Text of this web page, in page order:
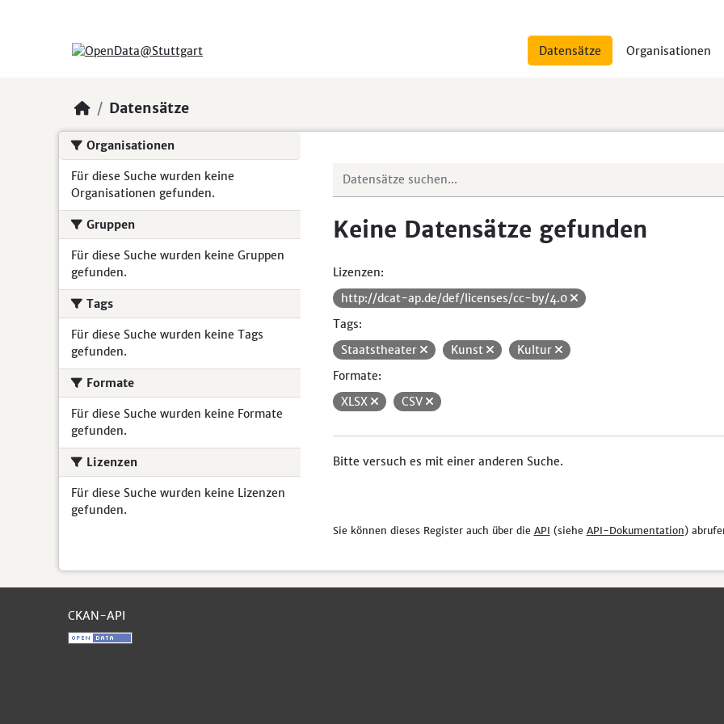
Datensätze Organisationen
Datensätze
Organisationen
Für diese Suche wurden keine
Organisationen gefunden.
Gruppen
Für diese Suche wurden keine Gruppen
gefunden.
Tags
Für diese Suche wurden keine Tags
gefunden.
Formate
Für diese Suche wurden keine Formate
gefunden.
Lizenzen
Für diese Suche wurden keine Lizenzen
gefunden.
Keine Datensätze gefunden
Lizenzen:
http://dcat-ap.de/def/licenses/cc-by/4.0
Tags:
Staatstheater
Kunst
Kultur
Formate:
XLSX
CSV
Bitte versuch es mit einer anderen Suche.
Sie können dieses Register auch über die API (siehe API-Dokumentation)
CKAN-API